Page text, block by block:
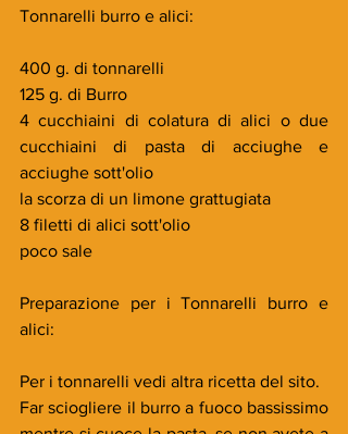
Tonnarelli burro e alici:
400 g. di tonnarelli
125 g. di Burro
4 cucchiaini di colatura di alici o due
cucchiaini di pasta di acciughe e
acciughe sott'olio
la scorza di un limone grattugiata
8 filetti di alici sott'olio
poco sale
Preparazione per i Tonnarelli burro e
alici:
Per i tonnarelli vedi altra ricetta del sito.
Far sciogliere il burro a fuoco bassissimo